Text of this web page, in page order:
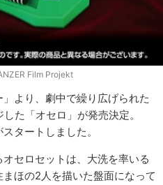
Film Projekt
より、劇中で繰り広げられた
た「オセロ」が発売決定。
タートしました。
オセロセットは、大洗を率いる
ほの2人を描いた盤面になって